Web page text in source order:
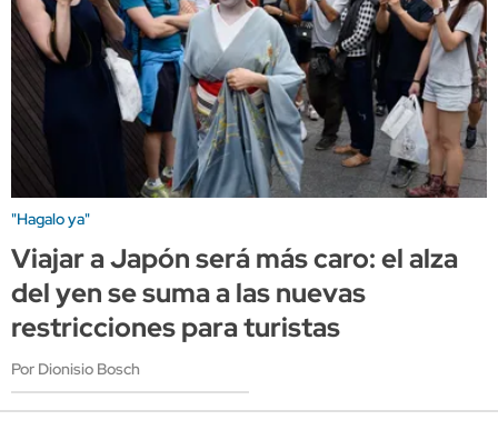
"Hagalo ya"
Viajar a Japón será más caro: el alza
del yen se suma a las nuevas
restricciones para turistas
Por Dionisio Bosch